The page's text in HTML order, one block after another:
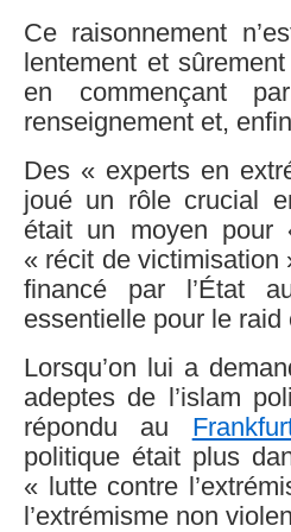
Ce raisonnement
lentement et
en commençant
renseignement et,
Des « experts en
joué un rôle crucial
était un moyen pour
« récit de victimisation
financé par l’État
essentielle pour le raid
Lorsqu’on lui a
adeptes de l’islam
répondu au
politique était plus
« lutte contre
l’extrémisme non